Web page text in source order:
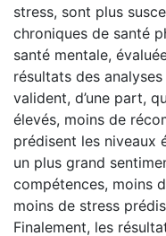
stress, sont plus
chroniques de santé
santé mentale,
résultats des
valident, d’une part,
élevés, moins de
prédisent les niveaux
un plus grand
compétences, moins
moins de stress
Finalement, les